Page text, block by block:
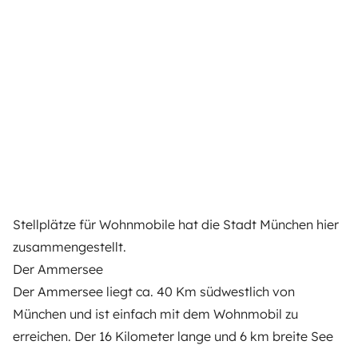
Stellplätze für Wohnmobile hat die Stadt München hier
zusammengestellt.
Der Ammersee
Der Ammersee liegt ca. 40 Km südwestlich von
München und ist einfach mit dem Wohnmobil zu
erreichen. Der 16 Kilometer lange und 6 km breite See